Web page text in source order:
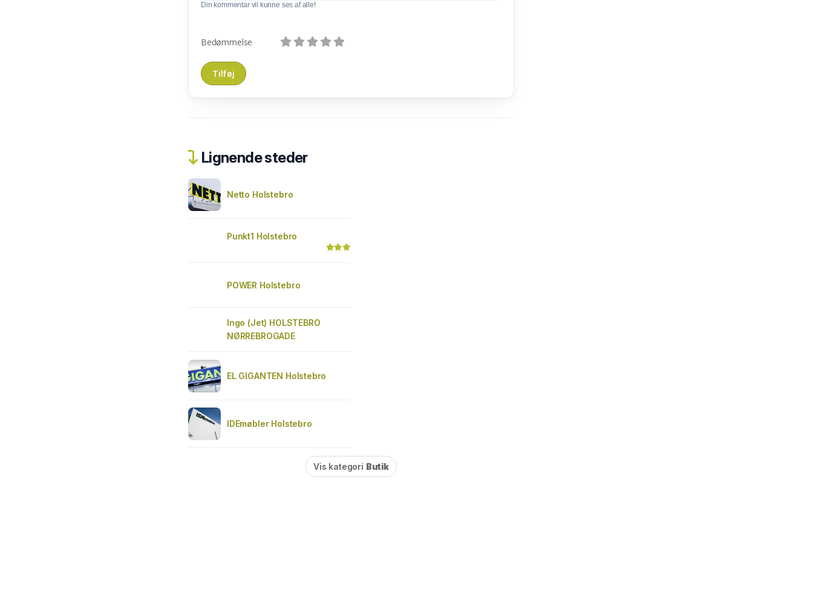
Din kommentar vil kunne ses af alle!
Bedømmelse
Lignende steder
Netto Holstebro
Punkt1 Holstebro
POWER Holstebro
Ingo (Jet) HOLSTEBRO
NØRREBROGADE
EL GIGANTEN Holstebro
IDEmøbler Holstebro
Vis kategori Butik